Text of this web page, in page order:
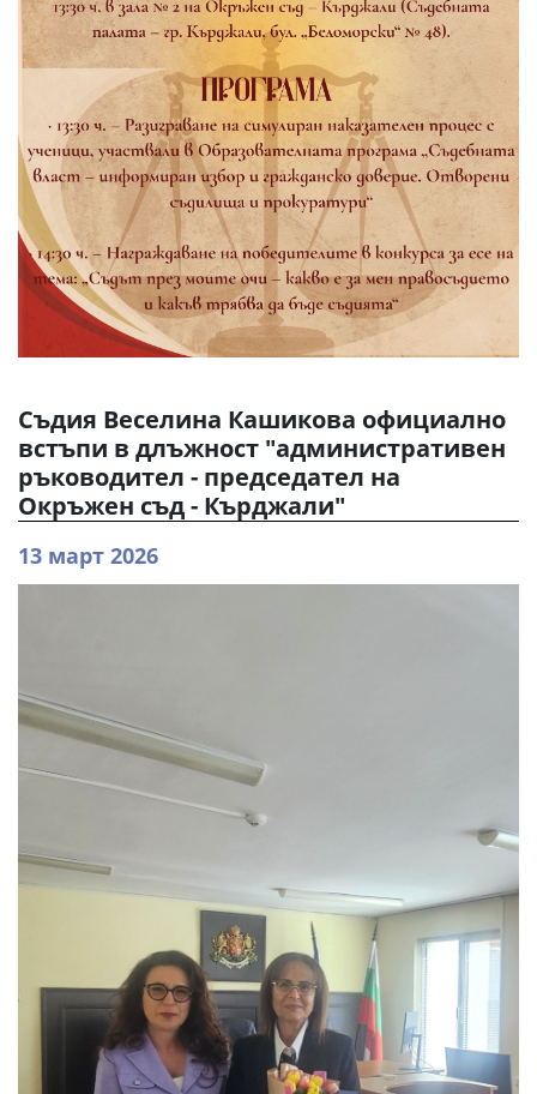
Съдия Веселина Кашикова официално
встъпи в длъжност "административен
ръководител - председател на
Окръжен съд - Кърджали"
13 март 2026